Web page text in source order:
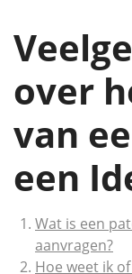
over
van
een
Wat is een
aanvragen?
Hoe weet ik